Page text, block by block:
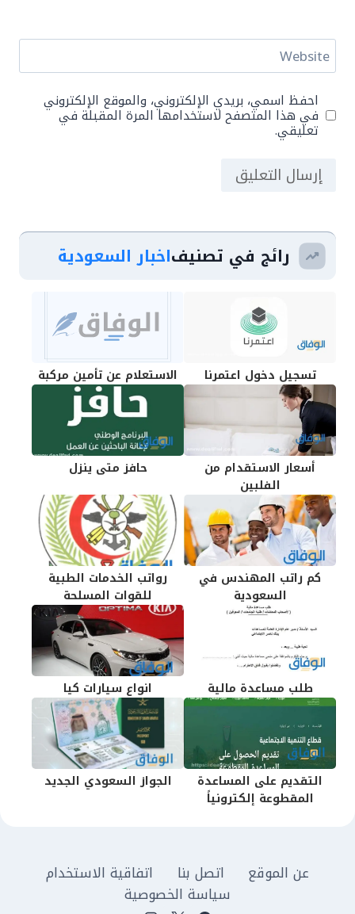
Website
احفظ اسمي، بريدي الإلكتروني، والموقع الإلكتروني
في هذا المتصفح لاستخدامها المرة المقبلة في
تعليقي.
رائج في تصنيفاخبار السعودية
تسجيل دخول اعتمرنا الاستعلام عن تأمين مركبة
أسعار الاستقدام من
الفلبين
حافز متى ينزل
كم راتب المهندس في
السعودية
رواتب الخدمات الطبية
للقوات المسلحة
طلب مساعدة مالية انواع سيارات كيا
التقديم على المساعدة
المقطوعة إلكترونياً
الجواز السعودي الجديد
عن الموقع اتصل بنا
اتفاقية الاستخدام
سياسة الخصوصية